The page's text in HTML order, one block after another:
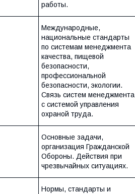
работы.
Международные,
национальные стандарты
по системам менеджмента
качества, пищевой
безопасности,
профессиональной
безопасности, экологии.
Связь систем менеджмента
с системой управления
охраной труда.
Основные задачи,
организация Гражданской
Обороны. Действия при
чрезвычайных ситуациях.
Нормы, стандарты и